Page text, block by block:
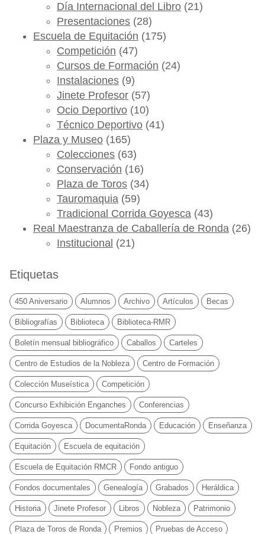
Día Internacional del Libro (21)
Presentaciones (28)
Escuela de Equitación (175)
Competición (47)
Cursos de Formación (24)
Instalaciones (9)
Jinete Profesor (57)
Ocio Deportivo (10)
Técnico Deportivo (41)
Plaza y Museo (165)
Colecciones (63)
Conservación (16)
Plaza de Toros (34)
Tauromaquia (59)
Tradicional Corrida Goyesca (43)
Real Maestranza de Caballería de Ronda (26)
Institucional (21)
Etiquetas
450 Aniversario Alumnos Archivo Artículos Becas
Bibliografías Biblioteca Biblioteca-RMR
Boletín mensual bibliográfico Caballos Carteles
Centro de Estudios de la Nobleza Centro de Formación
Colección Museística Competición
Concurso Exhibición Enganches Conferencias
Corrida Goyesca DocumentaRonda Educación Enseñanza
Equitación Escuela de equitación
Escuela de Equitación RMCR Fondo antiguo
Fondos documentales Genealogía Grabados Heráldica
Historia Jinete Profesor Libros Nobleza Patrimonio
Plaza de Toros de Ronda Premios Pruebas de Acceso